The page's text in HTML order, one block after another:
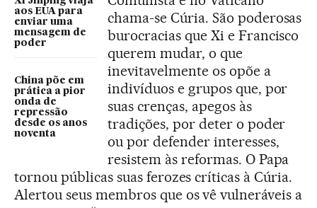
aos EUA para
enviar uma
mensagem de
poder
China põe em
prática a pior
onda de
repressão
desde os anos
noventa
chama-se Cúria. São poderosas
burocracias que Xi e Francisco
querem mudar, o que
inevitavelmente os opõe a
indivíduos e grupos que, por
suas crenças, apegos às
tradições, por deter o poder
ou por defender interesses,
resistem às reformas. O Papa
tornou públicas suas ferozes críticas à Cúria.
Alertou seus membros que os vê vulneráveis a